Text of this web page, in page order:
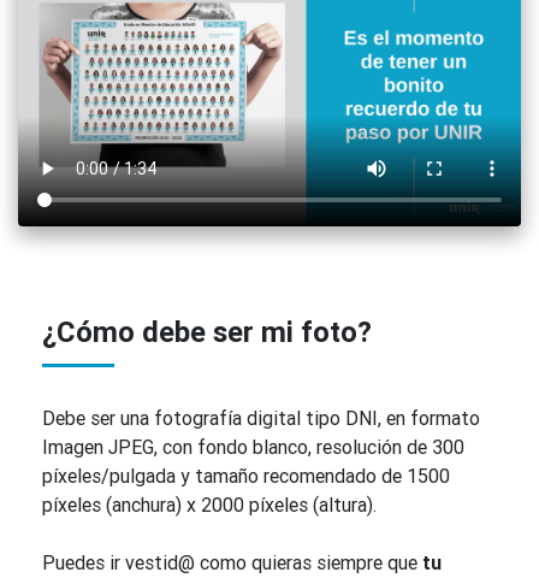
¿Cómo debe ser mi foto?
Debe ser una fotografía digital tipo DNI, en formato
Imagen JPEG, con fondo blanco, resolución de 300
píxeles/pulgada y tamaño recomendado de 1500
píxeles (anchura) x 2000 píxeles (altura).
Puedes ir vestid@ como quieras siempre que tu